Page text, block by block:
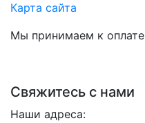
Карта сайта
Мы принимаем к оплате
Свяжитесь с нами
Наши адреса: